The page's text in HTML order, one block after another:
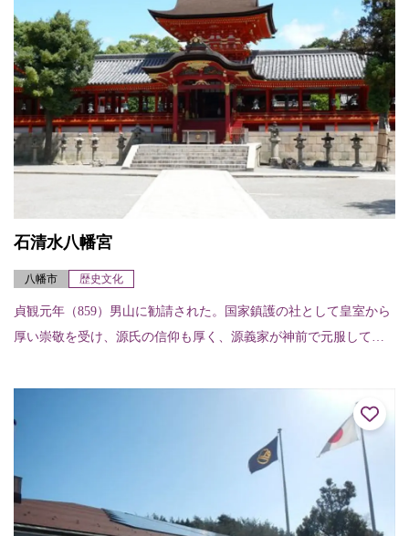
石清水八幡宮
八幡市 歴史文化
貞観元年（859）男山に勧請された。国家鎮護の社として皇室から
厚い崇敬を受け、源氏の信仰も厚く、源義家が神前で元服して八
に及ぶ。現社殿は...